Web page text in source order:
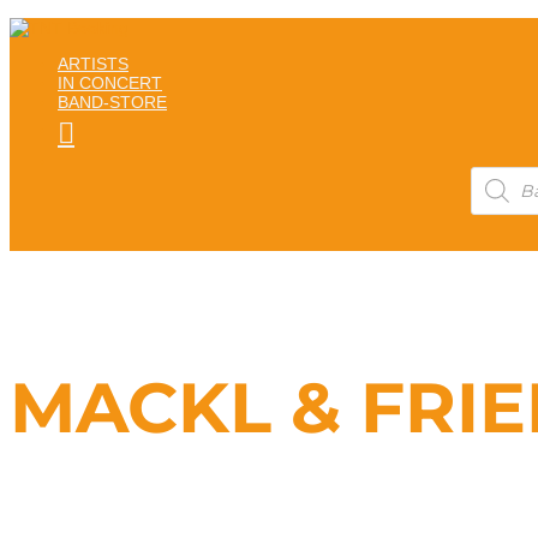
ARTISTS
IN CONCERT
BAND-STORE

Products
search
MACKL &